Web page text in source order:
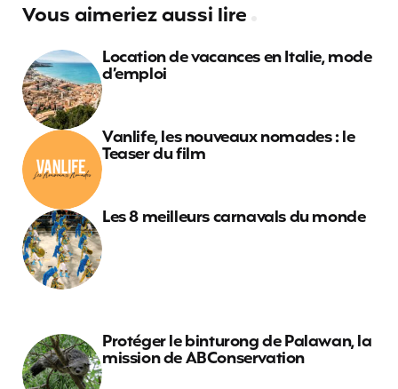
Vous aimeriez aussi lire
Location de vacances en Italie, mode
d’emploi
Vanlife, les nouveaux nomades : le
Teaser du film
Les 8 meilleurs carnavals du monde
Protéger le binturong de Palawan, la
mission de ABConservation